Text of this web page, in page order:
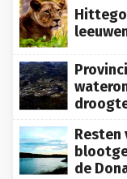
Resten
de